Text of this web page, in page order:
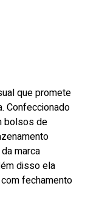
que promete
Confeccionado
bolsos de
marca
disso ela
fechamento